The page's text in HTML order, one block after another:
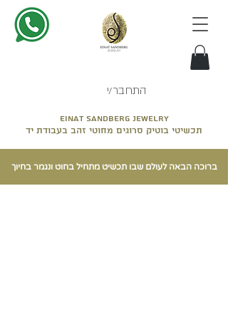
Einat sandberg jewelry
תכשיטי בוטיק סרוגים מחוטי זהב בעבודת יד
ברוכה הבאה לעולם שבו תכשיט מתחיל בחוט ונגמר בחיוך
התחבר/י